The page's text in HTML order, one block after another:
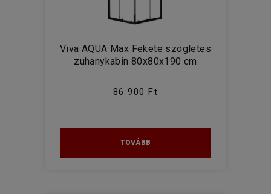
Viva AQUA Max Fekete szögletes
zuhanykabin 80x80x190 cm
86 900 Ft
TOVÁBB